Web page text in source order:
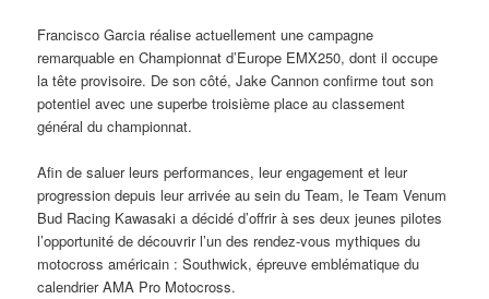
Francisco Garcia réalise actuellement une campagne
remarquable en Championnat d’Europe EMX250, dont il occupe
la tête provisoire. De son côté, Jake Cannon confirme tout son
potentiel avec une superbe troisième place au classement
général du championnat.
Afin de saluer leurs performances, leur engagement et leur
progression depuis leur arrivée au sein du Team, le Team Venum
Bud Racing Kawasaki a décidé d’offrir à ses deux jeunes pilotes
l’opportunité de découvrir l’un des rendez-vous mythiques du
motocross américain : Southwick, épreuve emblématique du
calendrier AMA Pro Motocross.